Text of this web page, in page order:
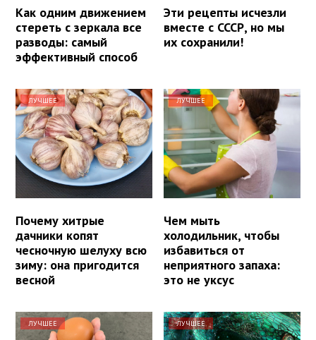
Как одним движением
стереть с зеркала все
разводы: самый
эффективный способ
Эти рецепты исчезли
вместе с СССР, но мы
их сохранили!
ЛУЧШЕЕ
Почему хитрые
дачники копят
чесночную шелуху всю
зиму: она пригодится
весной
ЛУЧШЕЕ
Чем мыть
холодильник, чтобы
избавиться от
неприятного запаха:
это не уксус
ЛУЧШЕЕ ЛУЧШЕЕ